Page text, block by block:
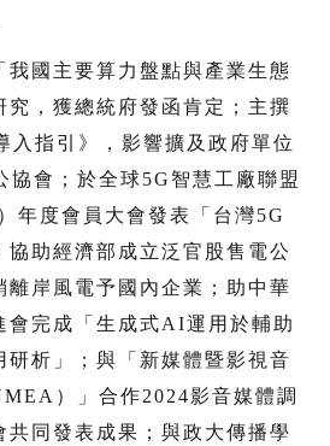
我國主要算力盤點與產業生態
究，獲總統府發函肯定；主撰
入指引》，影響擴及政府單位
協會；於全球5G智慧工廠聯盟
年度會員大會發表「台灣5G
協助經濟部成立泛官股售電公
離岸風電予國內企業；助中華
會完成「生成式AI運用於輔助
研析」；與「新媒體暨影視音
）」合作2024影音媒體調
共同發表成果；與政大傳播學